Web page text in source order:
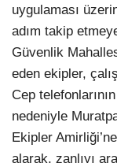
uygulaması
adım takip
Güvenlik
eden ekipler,
Cep
nedeniyle
Ekipler
alarak, zanlıyı